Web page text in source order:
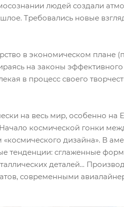
людей создали
Требовались новые
в экономическом плане
на законы
в процесс своего
на весь мир, особенно на
Начало космической гонки
«космического дизайна». В
тенденции: сглаженные
деталей…
современными